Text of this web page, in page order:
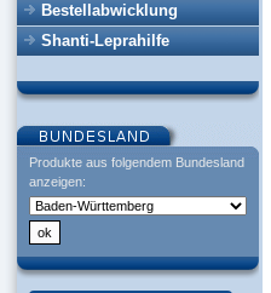
Bestellabwicklung
Shanti-Leprahilfe
Produkte aus folgendem Bundesland
anzeigen: